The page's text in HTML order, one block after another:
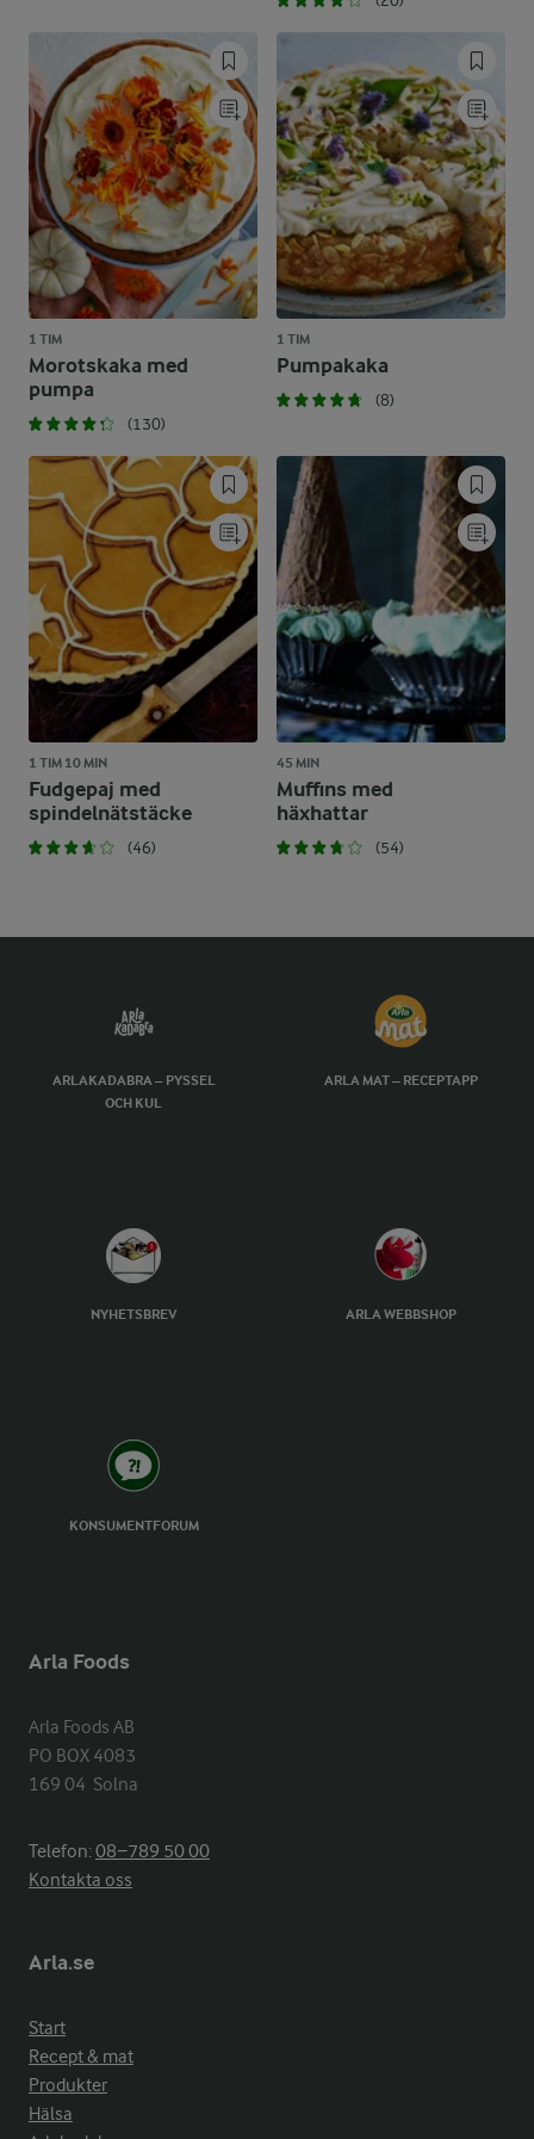
1 TIM
Morotskaka med
pumpa
(130)
1 TIM
Pumpakaka
(8)
1 TIM 10 MIN
Fudgepaj med
spindelnätstäcke
(46)
45 MIN
Muffins med
häxhattar
(54)
ARLAKADABRA – PYSSEL
OCH KUL
ARLA MAT – RECEPTAPP
NYHETSBREV ARLA WEBBSHOP
KONSUMENTFORUM
Arla Foods
Arla Foods AB
PO BOX 4083
169 04  Solna
Telefon:08−789 50 00
Kontakta oss
Arla.se
Start
Recept & mat
Produkter
Hälsa